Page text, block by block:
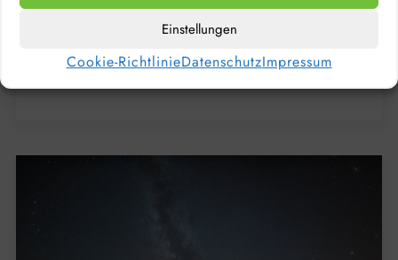
Einstellungen
Cookie-RichtlinieDatenschutzImpressum
KAMERA FÜR ANFÄNGER &
HOBBYFOTOGRAFEN: DIE BESTEN
EINSTEIGERKAMERAS 2026